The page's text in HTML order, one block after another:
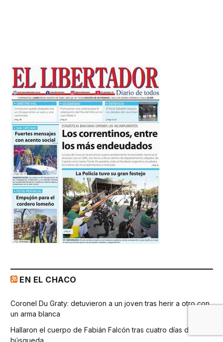
EN EL CHACO
Coronel Du Graty: detuvieron a un joven tras herir a otro con
un arma blanca
Hallaron el cuerpo de Fabián Falcón tras cuatro días de